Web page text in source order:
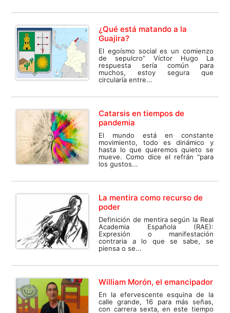
¿Qué está matando a la
Guajira?
El egoísmo social es un comienzo
de sepulcro” Víctor Hugo La
respuesta sería común para
muchos, estoy segura que
circularía entre...
Catarsis en tiempos de
pandemia
El mundo está en constante
movimiento, todo es dinámico y
hasta lo que queremos quieto se
mueve. Como dice el refrán “para
los gustos...
La mentira como recurso de
poder
Definición de mentira según la Real
Academia Española (RAE):
Expresión o manifestación
contraria a lo que se sabe, se
piensa o se...
William Morón, el emancipador
En la efervescente esquina de la
calle grande, 16 para más señas,
con carrera sexta, en este tiempo